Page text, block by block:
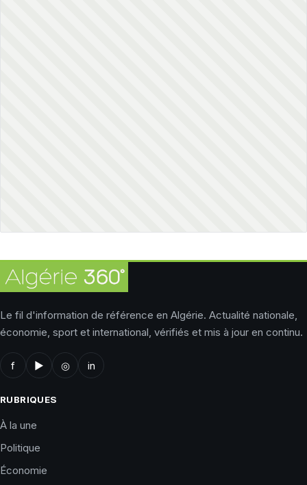
Le fil d'information de référence en Algérie. Actualité nationale,
économie, sport et international, vérifiés et mis à jour en continu.
f ▶ ◎ in
RUBRIQUES
À la une
Politique
Économie